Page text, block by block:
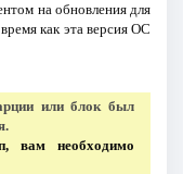
на обновления для
как эта версия ОС
или блок был
вам необходимо